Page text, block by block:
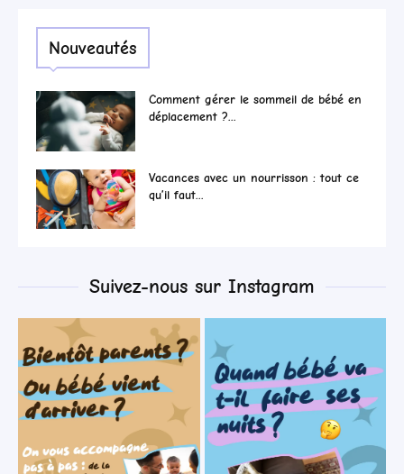
Nouveautés
Comment gérer le sommeil de bébé en
déplacement ?...
Vacances avec un nourrisson : tout ce
qu’il faut...
Suivez-nous sur Instagram